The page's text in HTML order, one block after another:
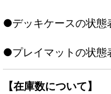
●デッキケースの状態
●プレイマットの状態
【在庫数について】